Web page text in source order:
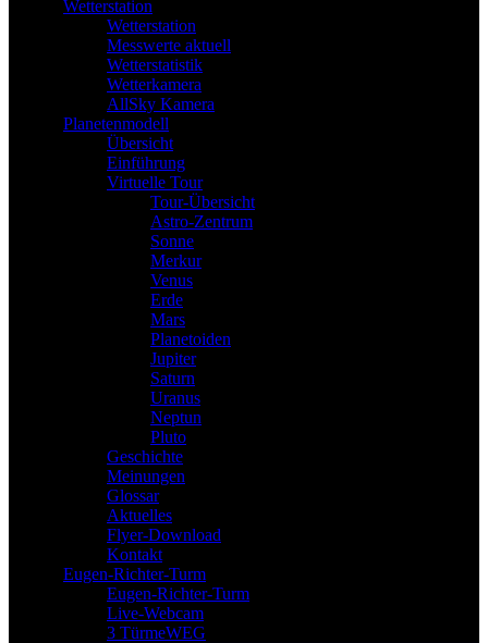
Wetterstation
Wetterstation
Messwerte aktuell
Wetterstatistik
Wetterkamera
AllSky Kamera
Planetenmodell
Übersicht
Einführung
Virtuelle Tour
Tour-Übersicht
Astro-Zentrum
Sonne
Merkur
Venus
Erde
Mars
Planetoiden
Jupiter
Saturn
Uranus
Neptun
Pluto
Geschichte
Meinungen
Glossar
Aktuelles
Flyer-Download
Kontakt
Eugen-Richter-Turm
Eugen-Richter-Turm
Live-Webcam
3 TürmeWEG